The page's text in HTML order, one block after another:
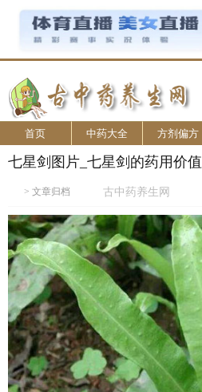
首页 中药大全 方剂偏方
七星剑图片_七星剑的药用价值
> 文章归档 古中药养生网